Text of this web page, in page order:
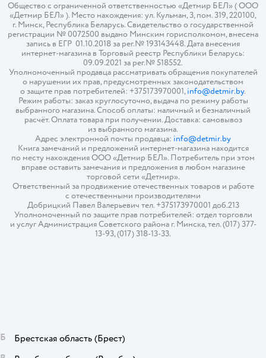
Общество с ограниченной ответственностью «Детмир БЕЛ» ( ООО
«Детмир БЕЛ» ). Место нахождения: ул. Кульман, 3, пом. 319, 220100,
г. Минск, Республика Беларусь. Свидетельство о государственной
регистрации № 0072500 выдано Минским горисполкомом, внесена
запись в ЕГР 01.10.2018 за рег.№ 193143448. Дата внесения
интернет-магазина в Торговый реестр Республики Беларусь:
09.09.2021 за рег.№ 518552.
Уполномоченный продавца рассматривать обращения покупателей
о нарушении их прав, предусмотренных законодательством
о защите прав потребителей: +375173970001,info@detmir.by.
Режим работы: заказ круглосуточно, выдача по режиму работы
выбранного магазина. Способ оплаты: наличный и безналичный
расчёт. Оплата товара при получении. Доставка: самовывоз
из выбранного магазина.
Адрес электронной почты продавца: info@detmir.by
Книга замечаний и предложений интернет-магазина находится
по месту нахождения ООО «Детмир БЕЛ». Потребитель при этом
вправе оставить замечания и предложения в любом магазине
торговой сети «Детмир».
Ответственный за продвижение отечественных товаров и работе
с отечественными производителями
Добрицкий Павел Валерьевич тел. +375173970001 доб.213
Уполномоченный по защите прав потребителей: отдел торговли
и услуг Администрация Советского района г. Минска, тел. (017) 377-
13-93, (017) 318-13-33.
Б Брестская область (Брест)